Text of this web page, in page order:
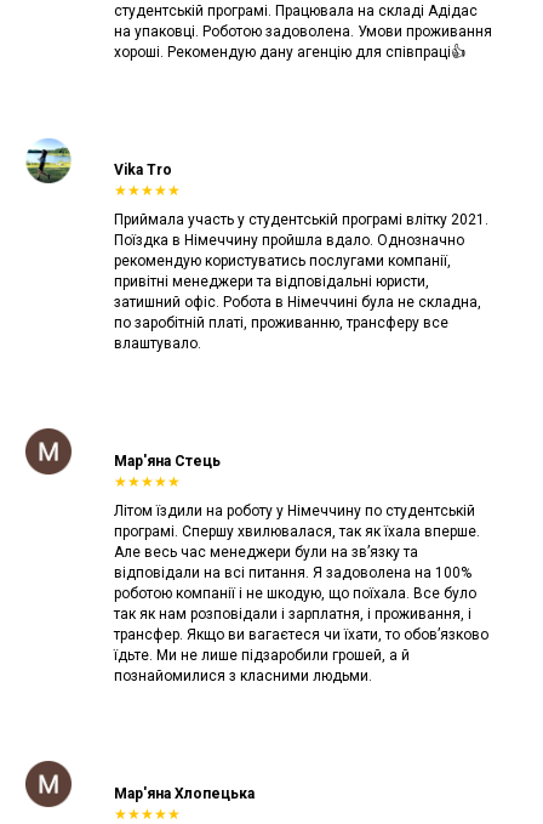
студентській програмі. Працювала на складі Адідас
на упаковці. Роботою задоволена. Умови проживання
хороші. Рекомендую дану агенцію для співпраці👍
Vika Tro
★★★★★
Приймала участь у студентській програмі влітку 2021.
Поїздка в Німеччину пройшла вдало. Однозначно
рекомендую користуватись послугами компанії,
привітні менеджери та відповідальні юристи,
затишний офіс. Робота в Німеччині була не складна,
по заробітній платі, проживанню, трансферу все
влаштувало.
Мар'яна Стець
★★★★★
Літом їздили на роботу у Німеччину по студентській
програмі. Спершу хвилювалася, так як їхала вперше.
Але весь час менеджери були на зв’язку та
відповідали на всі питання. Я задоволена на 100%
роботою компанії і не шкодую, що поїхала. Все було
так як нам розповідали і зарплатня, і проживання, і
трансфер. Якщо ви вагаєтеся чи їхати, то обов’язково
їдьте. Ми не лише підзаробили грошей, а й
познайомилися з класними людьми.
Мар'яна Хлопецька
★★★★★